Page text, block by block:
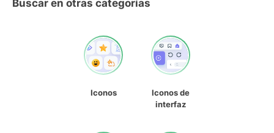
Buscar en otras categorías
Iconos
Iconos de
interfaz